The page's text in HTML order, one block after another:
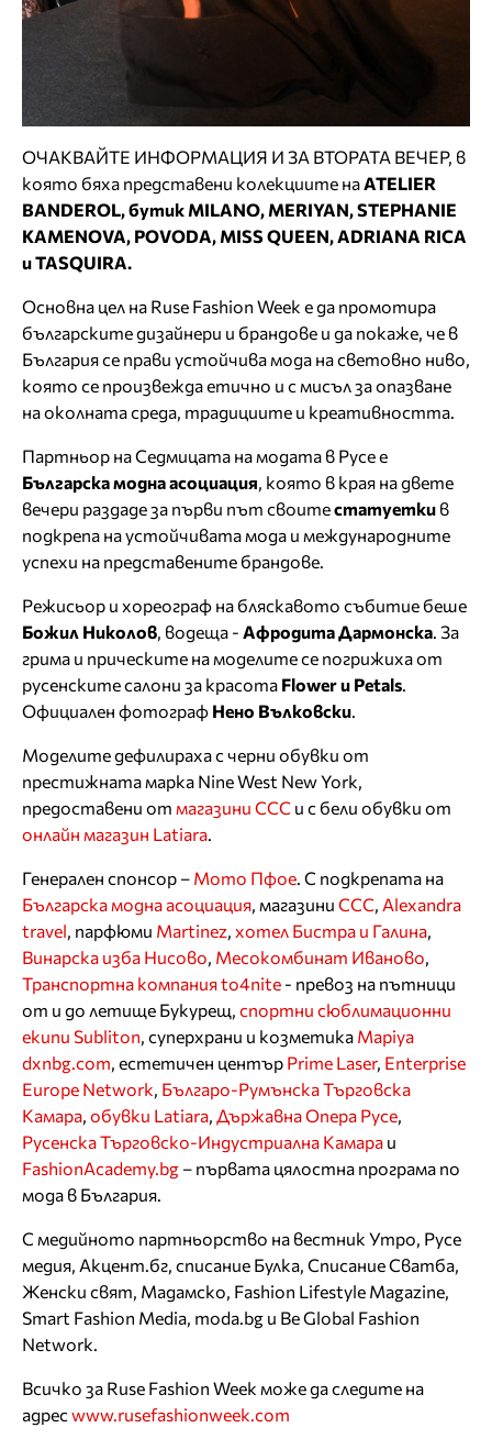
ОЧАКВАЙТЕ ИНФОРМАЦИЯ И ЗА ВТОРАТА ВЕЧЕР, в
която бяха представени колекциите наATELIER
BANDEROL, бутик MILANO, MERIYAN,STEPHANIE
KAMENOVA, POVODA, MISSQUEEN,ADRIANA RICA
иTASQUIRA.
Основна цел на Ruse Fashion Week е да промотира
българските дизайнери и брандове и да покаже, че в
България се прави устойчива мода на световно ниво,
която се произвежда етично и с мисъл за опазване
на околната среда, традициите и креативността.
Партньор на Седмицата на модата в Русе е
Българска модна асоциация, която в края на двете
вечери раздаде за първи път своитестатуетки в
подкрепа на устойчивата мода и международните
успехи на представените брандове.
Режисьор и хореограф на бляскавото събитие беше
Божил Николов, водеща - Афродита Дармонска. За
грима и прическите на моделите се погрижиха от
русенските салони за красота Flowerи Petals.
Официален фотограф Нено Вълковски.
Моделите дефилираха с черни обувки от
престижната марка Nine West New York,
предоставени от магазини CCC и с бели обувки от
онлайн магазин Latiara.
Генерален спонсор – Мото Пфое. С подкрепата на
Българска модна асоциация, магазини CCC, Alexandra
travel, парфюми Martinez, хотел Бистра и Галина,
Винарска изба Нисово, Месокомбинат Иваново,
Транспортна компания to4nite - превоз на пътници
от и до летище Букурещ, спортни сюблимационни
екипи Subliton, суперхрани и козметика Mapiya
dxnbg.com, естетичен център Prime Laser, Enterprise
Europe Network, Българо-Румънска Търговска
Камара, обувки Latiara, Държавна Опера Русе,
Русенска Търговско-Индустриална Камара и
FashionAcademy.bg – първата цялостна програма по
мода в България.
С медийното партньорство на вестник Утро, Русе
медия, Акцент.бг, списание Булка, Списание Сватба,
Женски свят, Мадамско, Fashion Lifestyle Magazine,
Smart Fashion Media, moda.bg и Be Global Fashion
Network.
Всичко за Ruse Fashion Week може да следите на
адрес www.rusefashionweek.com